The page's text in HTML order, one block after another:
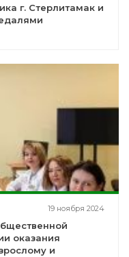
г. Стерлитамак и
19 ноября 2024
оказания
и